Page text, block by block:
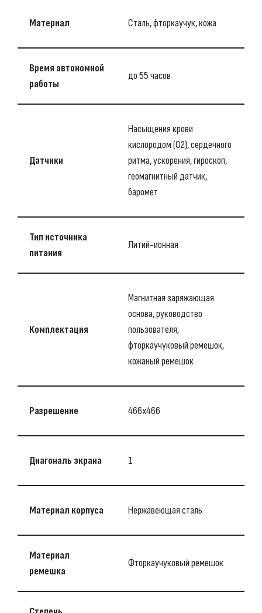
Материал Сталь, фторкаучук, кожа
Время автономной
работы
до 55 часов
Датчики
Насыщения крови
кислородом (O2), сердечного
ритма, ускорения, гироскоп,
геомагнитный датчик,
баромет
Тип источника
питания
Литий-ионная
Комплектация
Магнитная заряжающая
основа, руководство
пользователя,
фторкаучуковый ремешок,
кожаный ремешок
Разрешение 466х466
Диагональ экрана 1
Материал корпуса Нержавеющая сталь
Материал
ремешка
Фторкаучуковый ремешок